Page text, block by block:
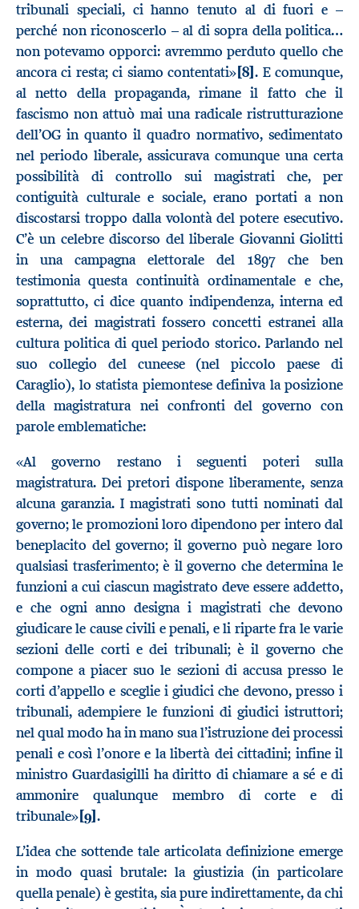
tribunali speciali, ci hanno tenuto al di fuori e –
perché non riconoscerlo – al di sopra della politica…
non potevamo opporci: avremmo perduto quello che
ancora ci resta; ci siamo contentati»[8]. E comunque,
al netto della propaganda, rimane il fatto che il
fascismo non attuò mai una radicale ristrutturazione
dell’OG in quanto il quadro normativo, sedimentato
nel periodo liberale, assicurava comunque una certa
possibilità di controllo sui magistrati che, per
contiguità culturale e sociale, erano portati a non
discostarsi troppo dalla volontà del potere esecutivo.
C’è un celebre discorso del liberale Giovanni Giolitti
in una campagna elettorale del 1897 che ben
testimonia questa continuità ordinamentale e che,
soprattutto, ci dice quanto indipendenza, interna ed
esterna, dei magistrati fossero concetti estranei alla
cultura politica di quel periodo storico. Parlando nel
suo collegio del cuneese (nel piccolo paese di
Caraglio), lo statista piemontese definiva la posizione
della magistratura nei confronti del governo con
parole emblematiche:
«Al governo restano i seguenti poteri sulla
magistratura. Dei pretori dispone liberamente, senza
alcuna garanzia. I magistrati sono tutti nominati dal
governo; le promozioni loro dipendono per intero dal
beneplacito del governo; il governo può negare loro
qualsiasi trasferimento; è il governo che determina le
funzioni a cui ciascun magistrato deve essere addetto,
e che ogni anno designa i magistrati che devono
giudicare le cause civili e penali, e li riparte fra le varie
sezioni delle corti e dei tribunali; è il governo che
compone a piacer suo le sezioni di accusa presso le
corti d’appello e sceglie i giudici che devono, presso i
tribunali, adempiere le funzioni di giudici istruttori;
nel qual modo ha in mano sua l’istruzione dei processi
penali e così l’onore e la libertà dei cittadini; infine il
ministro Guardasigilli ha diritto di chiamare a sé e di
ammonire qualunque membro di corte e di
tribunale»[9].
L’idea che sottende tale articolata definizione emerge
in modo quasi brutale: la giustizia (in particolare
quella penale) è gestita, sia pure indirettamente, da chi